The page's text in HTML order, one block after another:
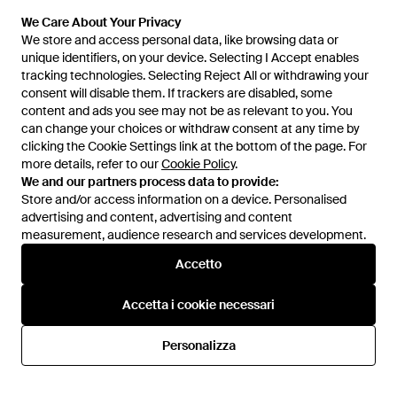
We Care About Your Privacy
We store and access personal data, like browsing data or
unique identifiers, on your device. Selecting I Accept enables
tracking technologies. Selecting Reject All or withdrawing your
consent will disable them. If trackers are disabled, some
content and ads you see may not be as relevant to you. You
can change your choices or withdraw consent at any time by
clicking the Cookie Settings link at the bottom of the page. For
more details, refer to ourCookie Policy.
We and our partners process data to provide:
Store and/or access information on a device. Personalised
advertising and content, advertising and content
measurement, audience research and services development.
Accetto
Accetta i cookie necessari
Personalizza
Prima disponibile presso:ASOS
Assistenza e info